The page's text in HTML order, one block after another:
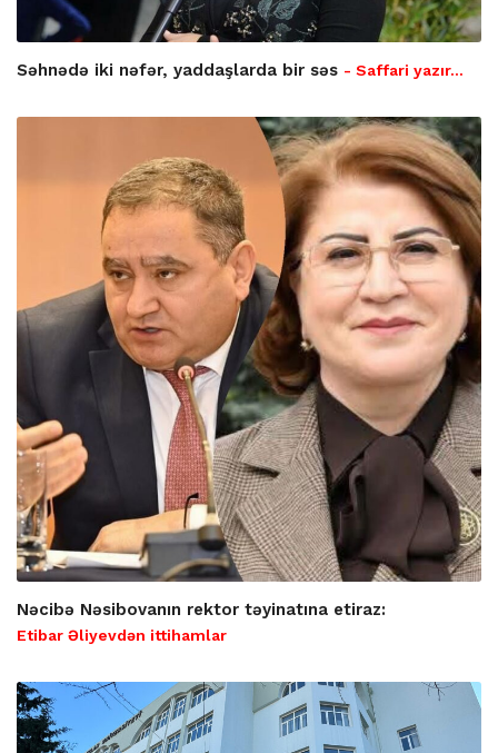
Səhnədə iki nəfər, yaddaşlarda bir səs - Saffari yazır…
Nəcibə Nəsibovanın rektor təyinatına etiraz:
Etibar Əliyevdən ittihamlar